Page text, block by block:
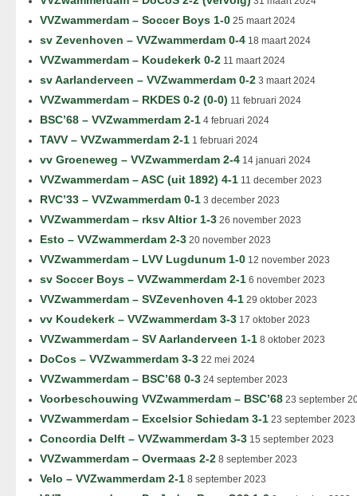
VVZwammerdam – Soccer Boys 1-0 25 maart 2024
sv Zevenhoven – VVZwammerdam 0-4 18 maart 2024
VVZwammerdam – Koudekerk 0-2 11 maart 2024
sv Aarlanderveen – VVZwammerdam 0-2 3 maart 2024
VVZwammerdam – RKDES 0-2 (0-0) 11 februari 2024
BSC’68 – VVZwammerdam 2-1 4 februari 2024
TAVV – VVZwammerdam 2-1 1 februari 2024
vv Groeneweg – VVZwammerdam 2-4 14 januari 2024
VVZwammerdam – ASC (uit 1892) 4-1 11 december 2023
RVC’33 – VVZwammerdam 0-1 3 december 2023
VVZwammerdam – rksv Altior 1-3 26 november 2023
Esto – VVZwammerdam 2-3 20 november 2023
VVZwammerdam – LVV Lugdunum 1-0 12 november 2023
sv Soccer Boys – VVZwammerdam 2-1 6 november 2023
VVZwammerdam – SVZevenhoven 4-1 29 oktober 2023
vv Koudekerk – VVZwammerdam 3-3 17 oktober 2023
VVZwammerdam – SV Aarlanderveen 1-1 8 oktober 2023
DoCos – VVZwammerdam 3-3 22 mei 2024
VVZwammerdam – BSC’68 0-3 24 september 2023
Voorbeschouwing VVZwammerdam – BSC’68 23 september
VVZwammerdam – Excelsior Schiedam 3-1 23 september 2023
Concordia Delft – VVZwammerdam 3-3 15 september 2023
VVZwammerdam – Overmaas 2-2 8 september 2023
Velo – VVZwammerdam 2-1 8 september 2023